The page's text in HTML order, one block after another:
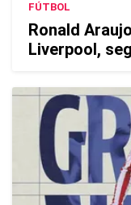
FÚTBOL
Ronald
Liverpool,